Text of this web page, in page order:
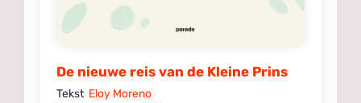
De nieuwe reis van de Kleine Prins
Tekst Eloy Moreno